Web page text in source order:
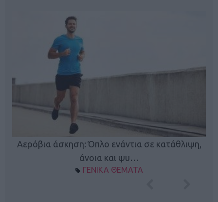
Αερόβια άσκηση: Όπλο ενάντια σε κατάθλιψη,
άνοια και ψυ…
ΓΕΝΙΚΑ ΘΕΜΑΤΑ